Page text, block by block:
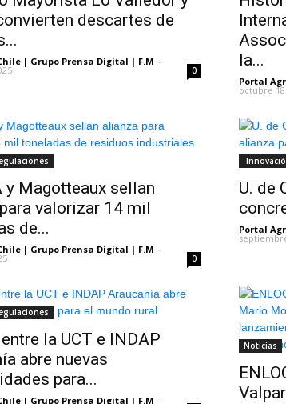
descartes de
| Grupo Prensa Digital | F.M -
0
la...
Portal
octubre
y Magotteaux sellan
valorizar 14 mil
de...
| Grupo Prensa Digital | F.M -
0
U. de
Portal
la UCT e INDAP
abre nuevas
para...
| Grupo Prensa Digital | F.M -
Noticias